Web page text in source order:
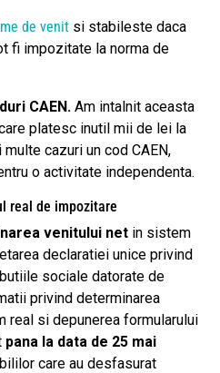
de venit si stabileste daca
fi impozitate la norma de
CAEN. Am intalnit aceasta
platesc inutil mii de lei la
cazuri un cod CAEN,
o activitate independenta.
real de impozitare
venitului net in sistem
declaratiei unice privind
sociale datorate de
privind determinarea
real si depunerea formularului
pana la data de 25 mai
care au desfasurat